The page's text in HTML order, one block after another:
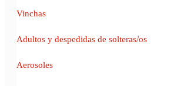
Vinchas
Adultos y despedidas de solteras/os
Aerosoles